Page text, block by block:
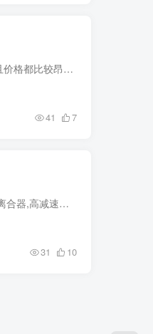
我国市场上的打树坑机种类较多，且价格都比较昂贵，若想买到性能、价格都比较理想、适合自己在选型时应重点考虑以下几个问题：打树坑机根据企业所施工的桩基领域，选择钻孔能力适宜的机型 ，②...
41 7
过路钻孔机由小型通用汽油机,超越离合器,高减速比传动箱及特殊设计的钻具组成，适合于<20度以下的坡地、沙地、硬质土地的植树造林或果树种植，道路两侧绿化植树等。苗木种植挖穴,畜牧围栏埋...
31 10